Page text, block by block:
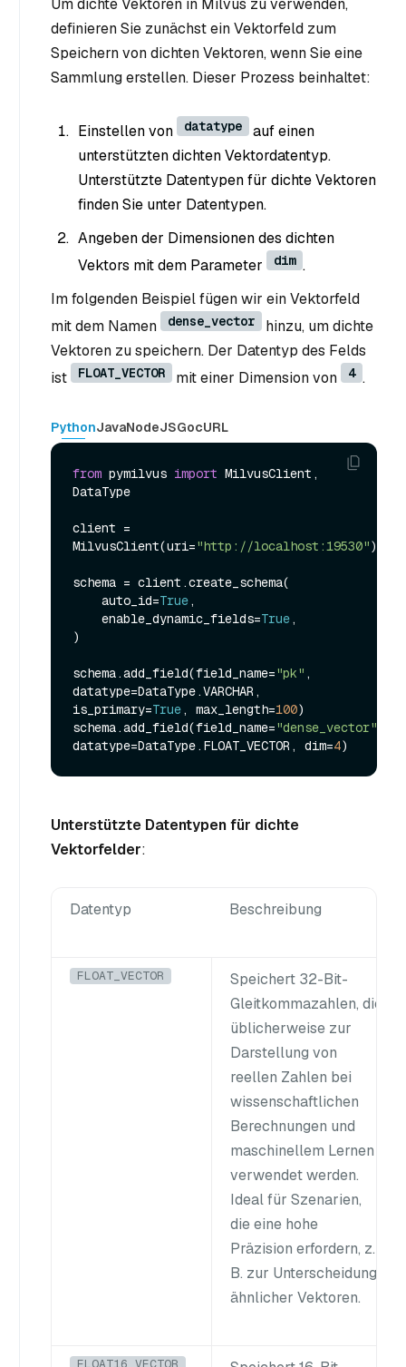
Um dichte Vektoren in Milvus zu verwenden,
definieren Sie zunächst ein Vektorfeld zum
Speichern von dichten Vektoren, wenn Sie eine
Sammlung erstellen. Dieser Prozess beinhaltet:
Einstellen von datatype
auf einen
unterstützten dichten Vektordatentyp.
Unterstützte Datentypen für dichte Vektoren
finden Sie unter Datentypen.
Angeben der Dimensionen des dichten
Vektors mit dem Parameter
dim .
Im folgenden Beispiel fügen wir ein Vektorfeld
mit dem Namen
dense_vector
hinzu, um dichte
Vektoren zu speichern. Der Datentyp des Felds
ist
FLOAT_VECTOR mit einer Dimension von 4 .
PythonJavaNodeJSGocURL
from pymilvus import MilvusClient,
DataType
client =
MilvusClient(uri="http://localhost:19530")
schema = client.create_schema(
    auto_id=
True ,
    enable_dynamic_fields=
True ,
)
schema.add_field(field_name="pk" ,
datatype=DataType.VARCHAR,
is_primary=True , max_length=100)
schema.add_field(field_name="dense_vector"
datatype=DataType.FLOAT_VECTOR, dim=4
Unterstützte Datentypen für dichte
Vektorfelder:
Datentyp Beschreibung
FLOAT_VECTOR
Speichert 32-Bit-
Gleitkommazahlen, die
üblicherweise zur
Darstellung von
reellen Zahlen bei
wissenschaftlichen
Berechnungen und
maschinellem Lernen
verwendet werden.
Ideal für Szenarien,
die eine hohe
Präzision erfordern, z.
B. zur Unterscheidung
ähnlicher Vektoren.